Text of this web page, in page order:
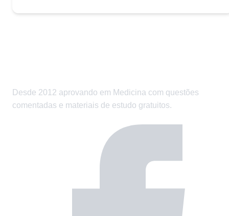
Desde 2012 aprovando em Medicina com questões
comentadas e materiais de estudo gratuitos.